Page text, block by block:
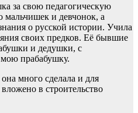
за свою педагогическую
мальчишек и девчонок, а
о русской истории. Учила
своих предков. Её бывшие
и дедушки, с
прабабушку.
много сделала и для
в строительство